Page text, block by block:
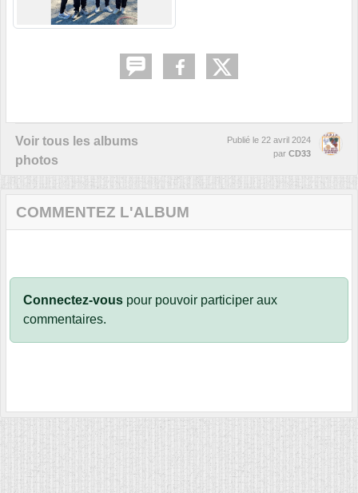
Voir tous les albums
photos
Publié le 22 avril 2024
par CD33
COMMENTEZ L'ALBUM
Connectez-vous pour pouvoir participer aux
commentaires.